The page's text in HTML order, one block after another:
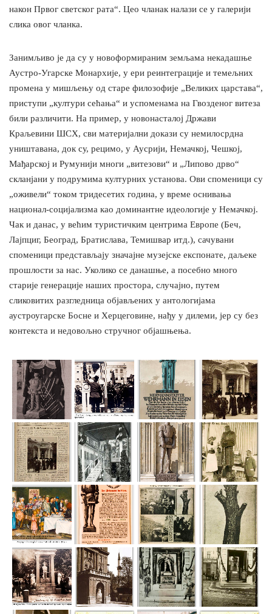
након Првог светског рата“. Цео чланак налази се у галерији
слика овог чланка.
Занимљиво је да су у новоформираним земљама некадашње
Аустро-Угарске Монархије, у ери реинтеграције и темељних
промена у мишљењу од старе филозофије „Великих царстава“,
приступи „култури сећања“ и успоменама на Гвозденог витеза
били различити. На пример, у новонасталој Држави
Краљевини ШСХ, сви материјални докази су немилосрдна
уништавана, док су, рецимо, у Аусрији, Немачкој, Чешкој,
Мађарској и Румунији многи „витезови“ и „Липово дрво“
скланјани у подрумима културних установа. Ови споменици су
„оживели“ током тридесетих година, у време оснивања
национал-социјализма као доминантне идеологије у Немачкој.
Чак и данас, у већим туристичким центрима Европе (Беч,
Лајпциг, Београд, Братислава, Темишвар итд.), сачувани
споменици представљају значајне музејске експонате, даљеке
прошлости за нас. Уколико се данашње, а посебно много
старије генерације наших простора, случајно, путем
сликовитих разгледница објављених у антологијама
аустроугарске Босне и Херцеговине, нађу у дилеми, јер су без
контекста и недовољно стручног објашњења.